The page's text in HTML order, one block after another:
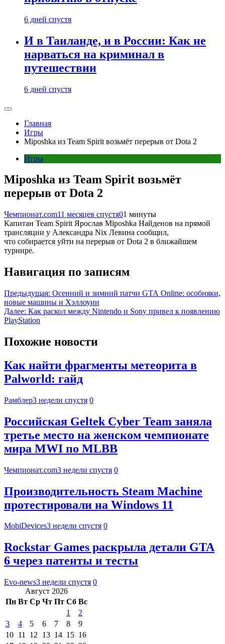
6 дней спустя
И в Таиланде, и в России: Как не
нарваться на криминал в
путешествии
6 дней спустя
Главная
Игры
Miposhka из Team Spirit возьмёт перерыв от Dota 2
Игры
Miposhka из Team Spirit возьмёт
перерыв от Dota 2
Чемпионат.com11 месяцев спустя01 минуты
Капитан Team Spirit Ярослав Miposhka Найденов на прямой
трансляции у Александра Nix Левина сообщил,
что собирается уйти на перерыв от Dota 2 в ближайшем
турнире.
Навигация по записям
Предыдущая: Осенний и зимний патчи GTA Online: особняки,
новые машины и Хэллоуин
Далее: Как раскол между Nintendo и Sony привел к появлению
PlayStation
Похожие новости
Как найти фрагменты метеорита в
Palworld: гайд
Рамблер3 недели спустя 0
Российская Geltek Cyber Team заняла
третье место на женском чемпионате
мира MWI по MLBB
Чемпионат.com3 недели спустя 0
Производительность Steam Machine
протестировали на Windows 11
MobiDevices3 недели спустя 0
Rockstar Games раскрыла детали GTA
6 через патенты и тесты
Evo-news3 недели спустя 0
Август 2026
Пн Вт Ср Чт Пт Сб Вс
1
2
3
4 5 6 7 8
9
10 11 12 13 14 15 16